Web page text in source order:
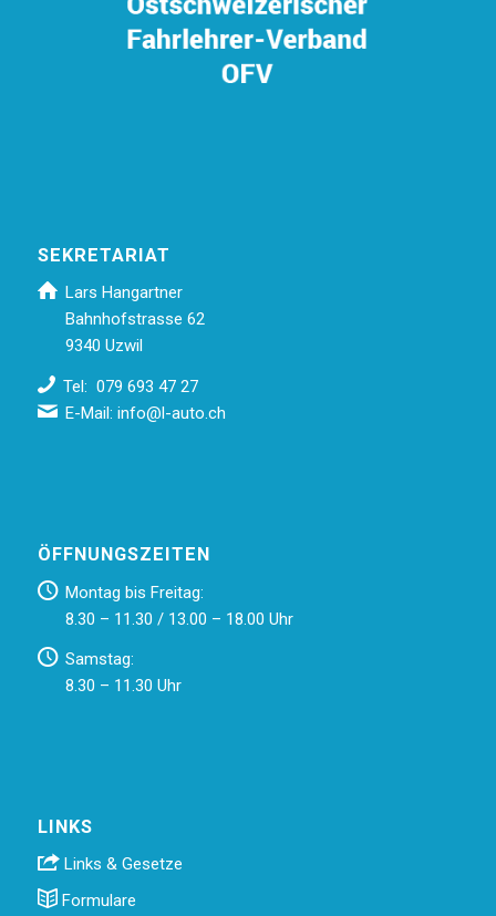
SEKRETARIAT
Lars Hangartner
Bahnhofstrasse 62
9340 Uzwil
Tel: 079 693 47 27
E-Mail:info@l-auto.ch
ÖFFNUNGSZEITEN
Montag bis Freitag:
8.30 – 11.30 / 13.00 – 18.00 Uhr
Samstag:
8.30 – 11.30 Uhr
LINKS
Links & Gesetze
Formulare